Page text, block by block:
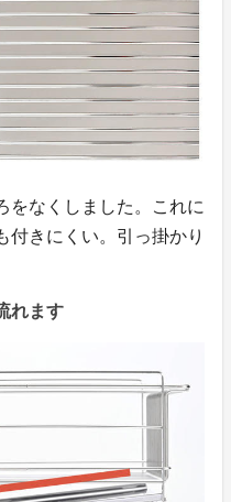
をなくしました。これに
付きにくい。引っ掛かり
れます